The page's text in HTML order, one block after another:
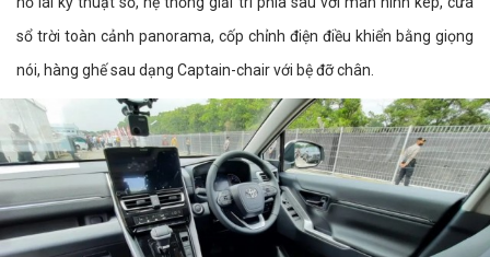
sổ trời toàn cảnh panorama, cốp chỉnh điện điều khiển bằng giọng
nói, hàng ghế sau dạng Captain-chair với bệ đỡ chân.